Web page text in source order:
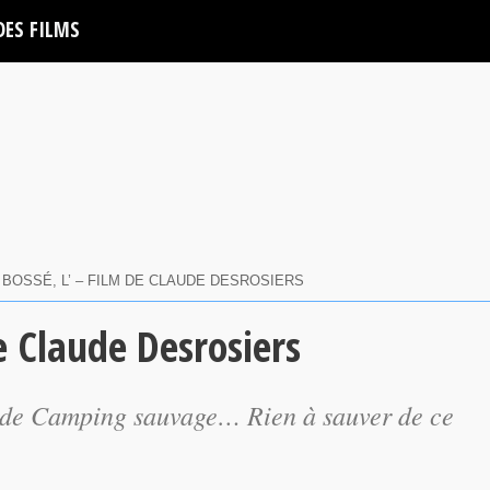
FILMS
L’ – FILM DE CLAUDE DESROSIERS
Claude Desrosiers
Camping sauvage… Rien à sauver de ce